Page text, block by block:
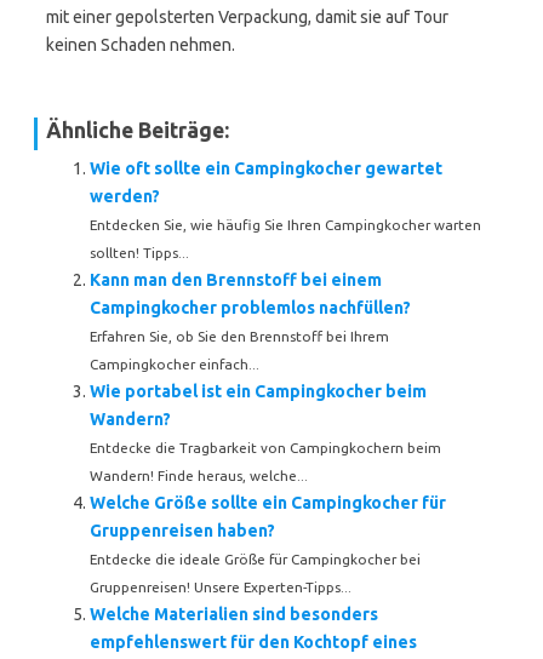
mit einer gepolsterten Verpackung, damit sie auf Tour
keinen Schaden nehmen.
Ähnliche Beiträge:
Wie oft sollte ein Campingkocher gewartet
werden?
Entdecken Sie, wie häufig Sie Ihren Campingkocher warten
sollten! Tipps...
Kann man den Brennstoff bei einem
Campingkocher problemlos nachfüllen?
Erfahren Sie, ob Sie den Brennstoff bei Ihrem
Campingkocher einfach...
Wie portabel ist ein Campingkocher beim
Wandern?
Entdecke die Tragbarkeit von Campingkochern beim
Wandern! Finde heraus, welche...
Welche Größe sollte ein Campingkocher für
Gruppenreisen haben?
Entdecke die ideale Größe für Campingkocher bei
Gruppenreisen! Unsere Experten-Tipps...
Welche Materialien sind besonders
empfehlenswert für den Kochtopf eines